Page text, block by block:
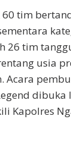
60 tim
26 tim
usia
Acara
dibuka
Kapolres